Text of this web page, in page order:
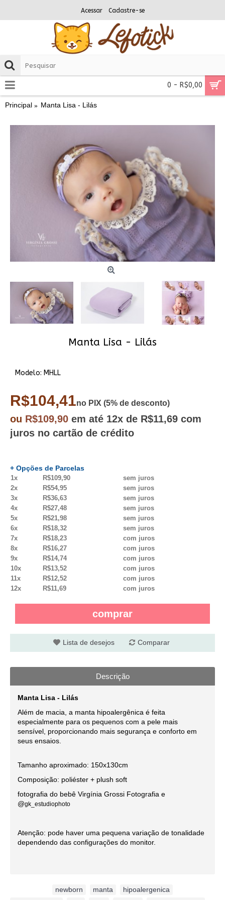
Acessar Cadastre-se
0 - R$0,00
Principal Manta Lisa - Lilás
Manta Lisa - Lilás
Modelo: MHLL
R$104,41no PIX (5% de desconto)
ou R$109,90 em até 12x de R$11,69 com
juros no cartão de crédito
+ Opções de Parcelas
1x R$109,90
sem juros
2x
R$54,95
sem juros
3x
R$36,63
sem juros
4x
R$27,48
sem juros
5x
R$21,98
sem juros
6x
R$18,32
sem juros
7x
R$18,23
com juros
8x
R$16,27
com juros
9x
R$14,74
com juros
10x
R$13,52
com juros
11x
R$12,52
com juros
12x
R$11,69 com juros
comprar
Lista de desejos Comparar
Descrição
Manta Lisa - Lilás
Além de macia, a manta hipoalergênica é feita
especialmente para os pequenos com a pele mais
sensível, proporcionando mais segurança e conforto em
seus ensaios.
Tamanho aproximado: 150x130cm
Composição: poliéster + plush soft
fotografia do bebê Virgínia Grossi Fotografia e
@gk_estudiophoto
Atenção: pode haver uma pequena variação de tonalidade
dependendo das configurações do monitor.
newborn manta hipoalergenica